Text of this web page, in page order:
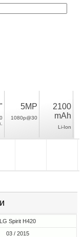
5MP
1080p@30
2100
mAh
Li-Ion
LG Spirit H420
03 / 2015